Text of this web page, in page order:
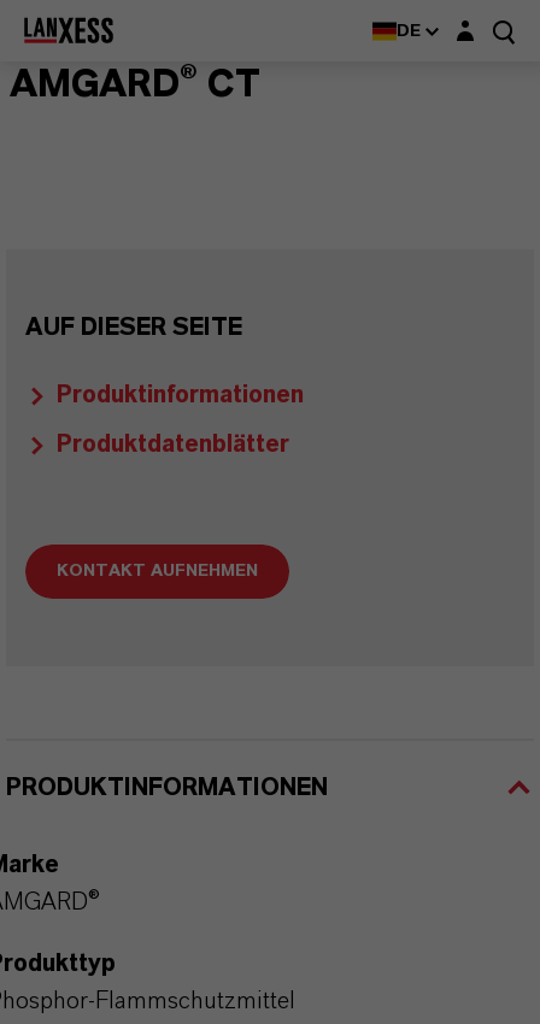
DE Login-Maske
AMGARD® CT
AUF DIESER SEITE
Produktinformationen
Produktdatenblätter
KONTAKT AUFNEHMEN
PRODUKTINFORMATIONEN
Flammschutzmittel